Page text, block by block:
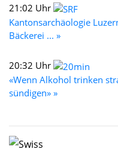
21:02 Uhr
Kantonsarchäologie
Bäckerei ... »
20:32 Uhr
«Wenn Alkohol trinken
sündigen» »